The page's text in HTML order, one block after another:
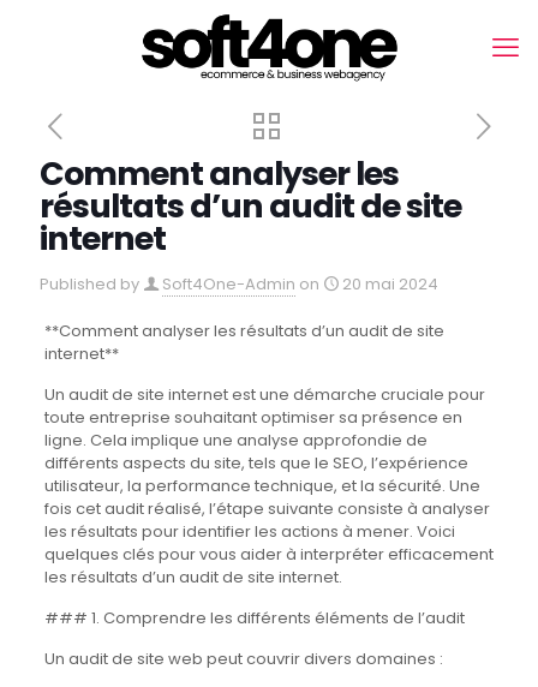
Comment analyser les
résultats d’un audit de site
internet
Published by Soft4One-Admin on 20 mai 2024
**Comment analyser les résultats d’un audit de site
internet**
Un audit de site internet est une démarche cruciale pour
toute entreprise souhaitant optimiser sa présence en
ligne. Cela implique une analyse approfondie de
différents aspects du site, tels que le SEO, l’expérience
utilisateur, la performance technique, et la sécurité. Une
fois cet audit réalisé, l’étape suivante consiste à analyser
les résultats pour identifier les actions à mener. Voici
quelques clés pour vous aider à interpréter efficacement
les résultats d’un audit de site internet.
### 1. Comprendre les différents éléments de l’audit
Un audit de site web peut couvrir divers domaines :